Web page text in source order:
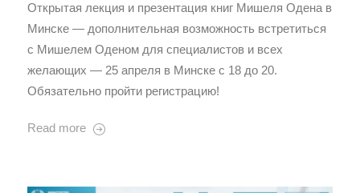
Открытая лекция и презентация книг Мишеля Одена в
Минске — дополнительная возможность встретиться
с Мишелем Оденом для специалистов и всех
желающих — 25 апреля в Минске с 18 до 20.
Обязательно пройти регистрацию!
Read more